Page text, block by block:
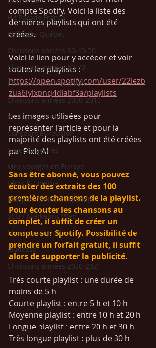
Hit Parade France
Palmarès Québec
Chansons années 30-40-50
Chansons années 60-70
Chansons années 80-90
Chansons années 2000-2010
Musique (articles)
Concours Eurovision
Succès / genres
Mes voyages en Europe
Films & Cinéma
Mangas / animés japonais
SEO / Marketing Web
Christmas / Noël
Jeunesse
Chansons années 2020-2021
compte Spotify. Voici la liste des
dernières playlists qui ont été
créées.
Voici le lien pour y accéder et voir
toutes les playlists :
https://open.spotify.com/user/22lezb
zua6lylxpnq4dlabf3a/playlists
Les images utilisées pour
représenter l'article et pour la
majorité des playlists ont été créées
par Pixlr AI
Sans être abonné, vous pouvez
écouter des extraits des 100
premières chansons de la playlist.
Pour écouter les chansons au
complet, il suffit de créer un
compte sur Spotify. Possibilité de
prendre un forfait gratuit, il suffit
alors de supporter la publicité.
Très courte playlist : une durée de
moins de 5 h
Courte playlist : entre 5 h et 10 h
Moyenne playlist : entre 10 h et 20 h
Longue playlist : entre 20 h et 30 h
Très longue playlist : plus de 30 h